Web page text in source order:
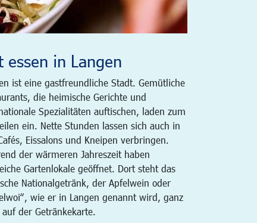
essen in Langen
ist eine gastfreundliche Stadt. Gemütliche
die heimische Gerichte und
Spezialitäten auftischen, laden zum
ein. Nette Stunden lassen sich auch in
Eissalons und Kneipen verbringen.
der wärmeren Jahreszeit haben
Gartenlokale geöffnet. Dort steht das
Nationalgetränk, der Apfelwein oder
wie er in Langen genannt wird, ganz
auf der Getränkekarte.